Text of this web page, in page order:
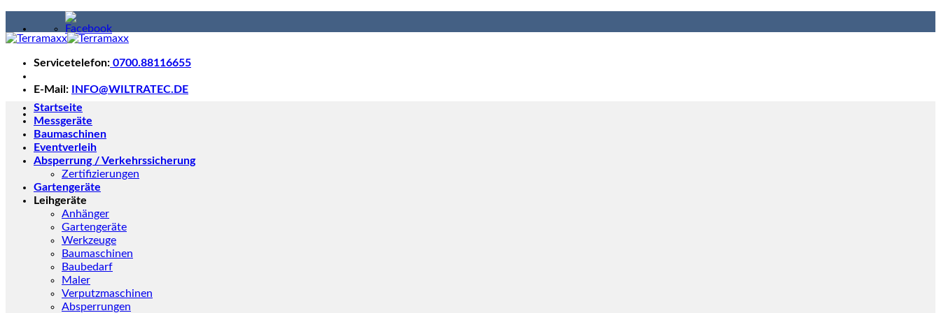
to
content
Servicetelefon: 0700.88116655
E-Mail:
INFO@WILTRATEC.DE
Startseite
Messgeräte
Baumaschinen
Eventverleih
Absperrung / Verkehrssicherung
Zertifizierungen
Gartengeräte
Leihgeräte
Anhänger
Gartengeräte
Werkzeuge
Baumaschinen
Baubedarf
Maler
Verputzmaschinen
Absperrungen